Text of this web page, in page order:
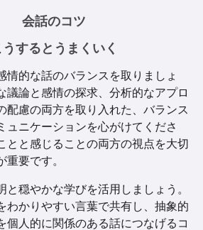
会話のコツ
うするとうまくいく
情的な話のバランスを取りましょ
議論と感情の探求、分析的なアプロ
配慮の両方を取り入れた、バランス
ュニケーションを心がけてくださ
とと感じることの両方の視点を大切
重要です。
と穏やかな学びを活用しましょう。
わかりやすい言葉で共有し、抽象的
個人的に関係のある話につなげるコ